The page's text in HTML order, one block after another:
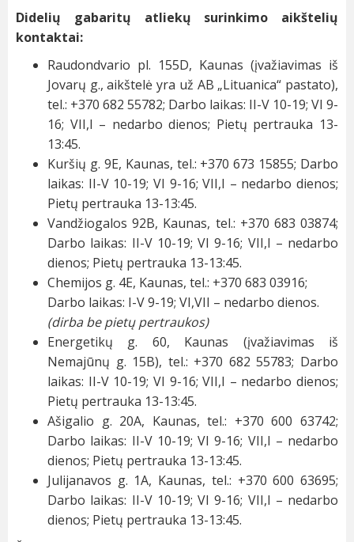
Didelių gabaritų atliekų surinkimo aikštelių
kontaktai:
Raudondvario pl. 155D, Kaunas (įvažiavimas iš
Jovarų g., aikštelė yra už AB „Lituanica“ pastato),
tel.: +370 682 55782; Darbo laikas: II-V 10-19; VI 9-
16; VII,I – nedarbo dienos; Pietų pertrauka 13-
13:45.
Kuršių g. 9E, Kaunas, tel.: +370 673 15855; Darbo
laikas: II-V 10-19; VI 9-16; VII,I – nedarbo dienos;
Pietų pertrauka 13-13:45.
Vandžiogalos 92B, Kaunas, tel.: +370 683 03874;
Darbo laikas: II-V 10-19; VI 9-16; VII,I – nedarbo
dienos; Pietų pertrauka 13-13:45.
Chemijos g. 4E, Kaunas, tel.: +370 683 03916;
Darbo laikas: I-V 9-19; VI,VII – nedarbo dienos.
(dirba be pietų pertraukos)
Energetikų g. 60, Kaunas (įvažiavimas iš
Nemajūnų g. 15B), tel.: +370 682 55783; Darbo
laikas: II-V 10-19; VI 9-16; VII,I – nedarbo dienos;
Pietų pertrauka 13-13:45.
Ašigalio g. 20A, Kaunas, tel.: +370 600 63742;
Darbo laikas: II-V 10-19; VI 9-16; VII,I – nedarbo
dienos; Pietų pertrauka 13-13:45.
Julijanavos g. 1A, Kaunas, tel.: +370 600 63695;
Darbo laikas: II-V 10-19; VI 9-16; VII,I – nedarbo
dienos; Pietų pertrauka 13-13:45.